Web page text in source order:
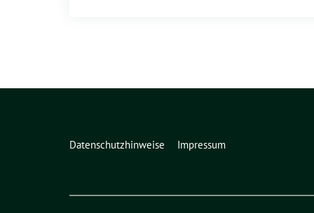
Datenschutzhinweise Impressum